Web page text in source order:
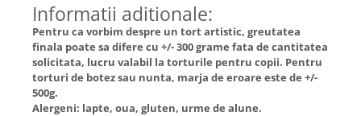
Informatii aditionale:
Pentru ca vorbim despre un tort artistic, greutatea
finala poate sa difere cu +/- 300 grame fata de cantitatea
solicitata, lucru valabil la torturile pentru copii. Pentru
torturi de botez sau nunta, marja de eroare este de +/-
500g.
Alergeni: lapte, oua, gluten, urme de alune.